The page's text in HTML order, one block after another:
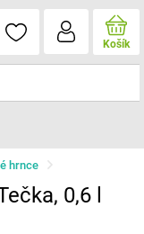
Košík
hrnce
0,6 l